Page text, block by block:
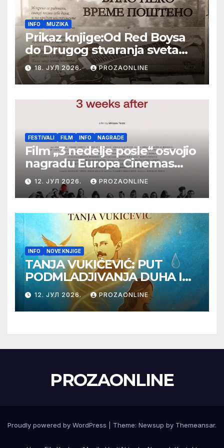
INFO MUZIKA
Prikaz knjige:Od Red Boysa
do Drugog stvaranja sveta
(bilo neko vreme pošteno)
(autor- Zlatomira Sremca,
Botoš 2022. godine,
samizdat)
18. ЈУЛ 2026. PROZAONLINE
FESTIVALI FILM INFO NAGRADE
Film „3 nedelje posle“ osvojio
nagradu Europa Cinemas
Label na Filmskom festivalu
u Karlovim Varima
12. ЈУЛ 2026. PROZAONLINE
INFO NOVE KNJIGE
TANJA VUKIĆEVIĆ: PUT
PODMLADJIVANJA DUHA I
TELA SA TESLOM
12. ЈУЛ 2026. PROZAONLINE
PROZAONLINE
Proudly powered by WordPress Theme: Newsup by Themeansar.